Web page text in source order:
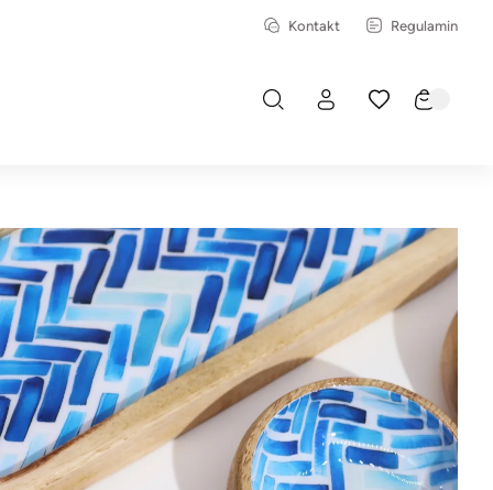
Kontakt Regulamin